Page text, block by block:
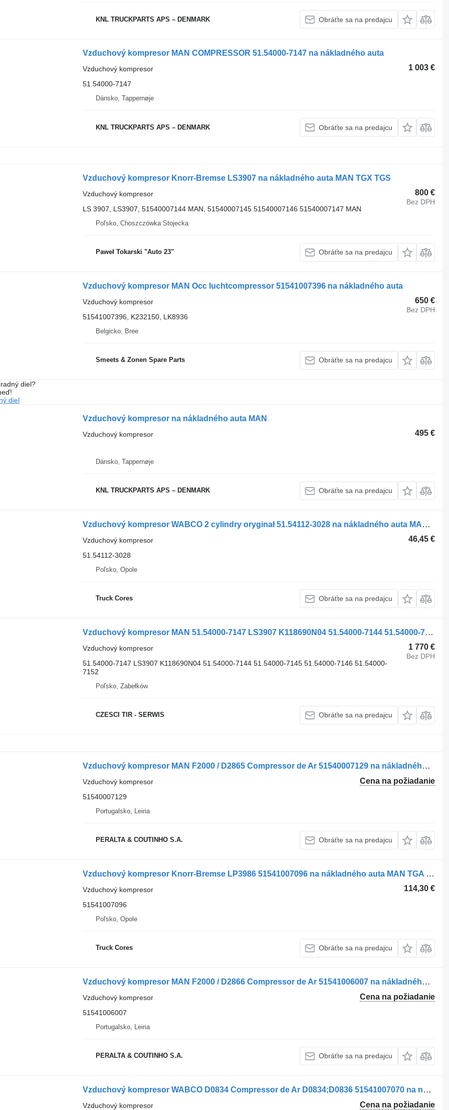
KNL TRUCKPARTS APS – DENMARK Obráťte sa na predajcu
Vzduchový kompresor MAN COMPRESSOR 51.54000-7147 na nákladného auta
1 003 €
Vzduchový kompresor
51.54000-7147
Dánsko, Tappernøje
KNL TRUCKPARTS APS – DENMARK Obráťte sa na predajcu
Vzduchový kompresor Knorr-Bremse LS3907 na nákladného auta MAN TGX TGS
800 €
Bez DPH
Vzduchový kompresor
LS 3907, LS3907, 51540007144 MAN, 51540007145 51540007146 51540007147 MAN
Poľsko, Choszczówka Stojecka
Paweł Tokarski "Auto 23" Obráťte sa na predajcu
Vzduchový kompresor MAN Occ luchtcompressor 51541007396 na nákladného auta
650 €
Bez DPH
Vzduchový kompresor
51541007396, K232150, LK8936
Belgicko, Bree
Smeets & Zonen Spare Parts Obráťte sa na predajcu
diel?
diel
Vzduchový kompresor na nákladného auta MAN
495 €
Vzduchový kompresor
Dánsko, Tappernøje
KNL TRUCKPARTS APS – DENMARK Obráťte sa na predajcu
Vzduchový kompresor WABCO 2 cylindry oryginał 51.54112-3028 na nákladného auta MAN TGA 51.54112-3028
46,45 €
Vzduchový kompresor
51.54112-3028
Poľsko, Opole
Truck Cores Obráťte sa na predajcu
Vzduchový kompresor MAN 51.54000-7147 LS3907 K118690N04 51.54000-7144 51.54000-7145 51.54000-7146 51.54000-7152 na nákladného auta
1 770 €
Bez DPH
Vzduchový kompresor
51.54000-7147 LS3907 K118690N04 51.54000-7144 51.54000-7145 51.54000-7146 51.54000-
7152
Poľsko, Zabełków
CZESCI TIR - SERWIS Obráťte sa na predajcu
Vzduchový kompresor MAN F2000 / D2865 Compressor de Ar 51540007129 na nákladného auta MAN F/M/L 2000
Cena na požiadanie
Vzduchový kompresor
51540007129
Portugalsko, Leiria
PERALTA & COUTINHO S.A. Obráťte sa na predajcu
Vzduchový kompresor Knorr-Bremse LP3986 51541007096 na nákladného auta MAN TGA TGX
114,30 €
Vzduchový kompresor
51541007096
Poľsko, Opole
Truck Cores Obráťte sa na predajcu
Vzduchový kompresor MAN F2000 / D2866 Compressor de Ar 51541006007 na nákladného auta MAN
Cena na požiadanie
Vzduchový kompresor
51541006007
Portugalsko, Leiria
PERALTA & COUTINHO S.A. Obráťte sa na predajcu
Vzduchový kompresor WABCO D0834 Compressor de Ar D0834;D0836 51541007070 na nákladného auta MAN
Cena na požiadanie
Vzduchový kompresor